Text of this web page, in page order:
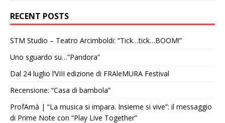
RECENT POSTS
STM Studio – Teatro Arcimboldi: “Tick…tick…BOOM!”
Uno sguardo su…”Pandora”
Dal 24 luglio l’VIII edizione di FRAleMURA Festival
Recensione: “Casa di bambola”
ProfAmà | “La musica si impara. Insieme si vive”: il messaggio
di Prime Note con “Play Live Together”